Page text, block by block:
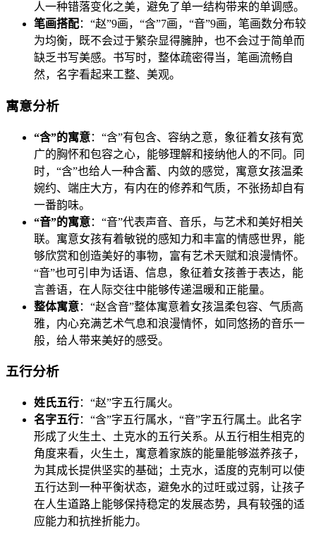
人一种错落变化之美，避免了单一结构带来的单调感。
笔画搭配：“赵”9画，“含”7画，“音”9画，笔画数分布较
为均衡，既不会过于繁杂显得臃肿，也不会过于简单而
缺乏书写美感。书写时，整体疏密得当，笔画流畅自
然，名字看起来工整、美观。
寓意分析
“含”的寓意：“含”有包含、容纳之意，象征着女孩有宽
广的胸怀和包容之心，能够理解和接纳他人的不同。同
时，“含”也给人一种含蓄、内敛的感觉，寓意女孩温柔
婉约、端庄大方，有内在的修养和气质，不张扬却自有
一番韵味。
“音”的寓意：“音”代表声音、音乐，与艺术和美好相关
联。寓意女孩有着敏锐的感知力和丰富的情感世界，能
够欣赏和创造美好的事物，富有艺术天赋和浪漫情怀。
“音”也可引申为话语、信息，象征着女孩善于表达，能
言善语，在人际交往中能够传递温暖和正能量。
整体寓意：“赵含音”整体寓意着女孩温柔包容、气质高
雅，内心充满艺术气息和浪漫情怀，如同悠扬的音乐一
般，给人带来美好的感受。
五行分析
姓氏五行：“赵”字五行属火。
名字五行：“含”字五行属水，“音”字五行属土。此名字
形成了火生土、土克水的五行关系。从五行相生相克的
角度来看，火生土，寓意着家族的能量能够滋养孩子，
为其成长提供坚实的基础；土克水，适度的克制可以使
五行达到一种平衡状态，避免水的过旺或过弱，让孩子
在人生道路上能够保持稳定的发展态势，具有较强的适
应能力和抗挫折能力。